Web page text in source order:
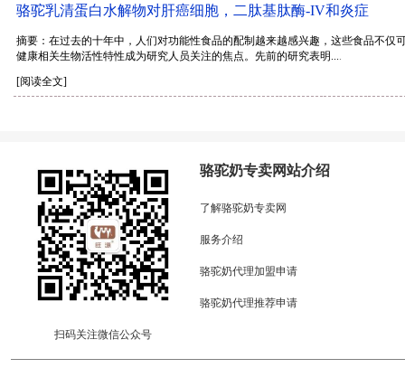
骆驼乳清蛋白水解物对肝癌细胞，二肽基肽酶-IV和炎症
摘要：在过去的十年中，人们对功能性食品的配制越来越感兴趣，这些食品不
健康相关生物活性特性成为研究人员关注的焦点。先前的研究表明....
[阅读全文]
骆驼奶专卖网站介绍
了解骆驼奶专卖网
服务介绍
骆驼奶代理加盟申请
骆驼奶代理推荐申请
扫码关注微信公众号